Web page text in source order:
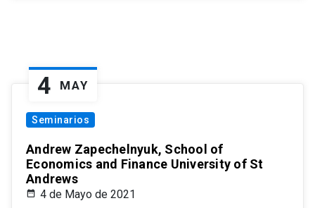
4 MAY
Seminarios
Andrew Zapechelnyuk, School of
Economics and Finance University of St
Andrews
4 de Mayo de 2021